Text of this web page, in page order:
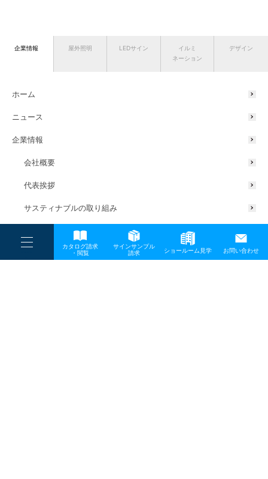
----
----
-
カタログ請求
・閲覧
サインサンプル
請求
ショールーム見学 お問い合わせ
企業情報 屋外照明 LEDサイン
イルミ
ネーション
デザイン
ホーム
ニュース
企業情報
会社概要
代表挨拶
サスティナブルの取り組み
一般事業主行動計画